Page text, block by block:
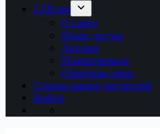
LTB.net
О сайте
Наши друзья
Авторы
Пожертвовать
Обратная связь
Статьи наших читателей
Войти